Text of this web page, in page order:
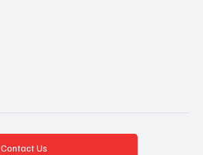
Contact Us